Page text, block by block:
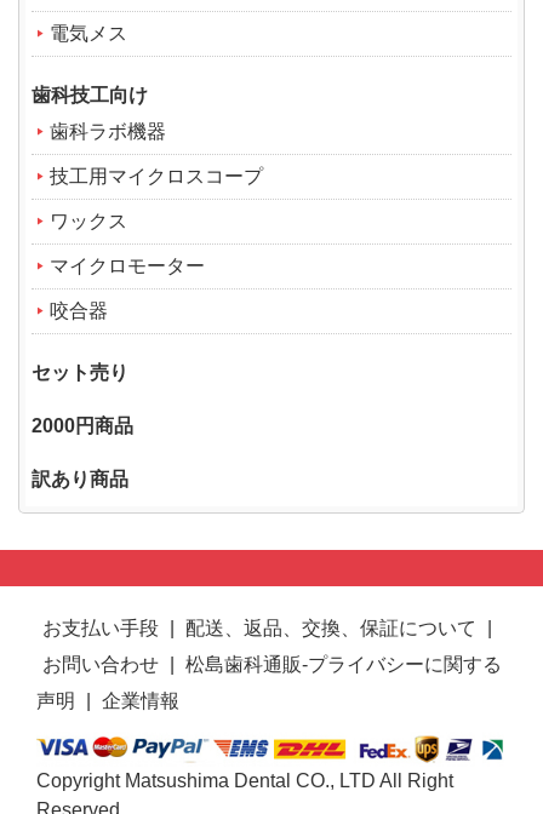
電気メス
歯科技工向け
歯科ラボ機器
技工用マイクロスコープ
ワックス
マイクロモーター
咬合器
セット売り
2000円商品
訳あり商品
お支払い手段 配送、返品、交換、保証について
お問い合わせ
松島歯科通販-プライバシーに関する
声明
企業情報
Copyright Matsushima Dental CO., LTD All Right